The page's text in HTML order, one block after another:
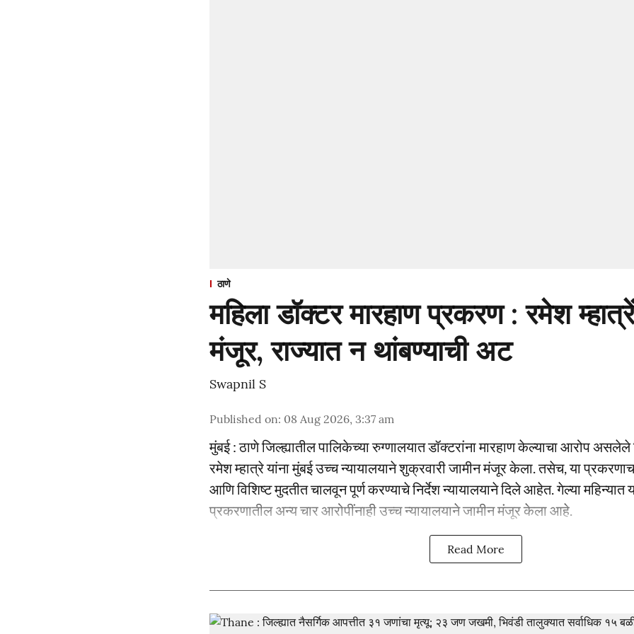
ठाणे
महिला डॉक्टर मारहाण प्रकरण : रमेश
मंजूर, राज्यात न थांबण्याची अट
Swapnil S
Published on: 08 Aug 2026, 3:37 am
मुंबई : ठाणे जिल्ह्यातील पालिकेच्या रुग्णालयात डॉक्टरांना मारहाण केल्याचा आरोप
रमेश म्हात्रे यांना मुंबई उच्च न्यायालयाने शुक्रवारी जामीन मंजूर केला. तसेच, या
आणि विशिष्ट मुदतीत चालवून पूर्ण करण्याचे निर्देश न्यायालयाने दिले आहेत. गेल्या महिन्यात
प्रकरणातील अन्य चार आरोपींनाही उच्च न्यायालयाने जामीन मंजूर केला आहे.
Read More